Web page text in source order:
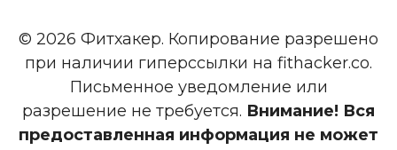
© 2026 Фитхакер. Копирование разрешено
при наличии гиперссылки на fithacker.co.
Письменное уведомление или
разрешение не требуется. Внимание! Вся
предоставленная информация не может